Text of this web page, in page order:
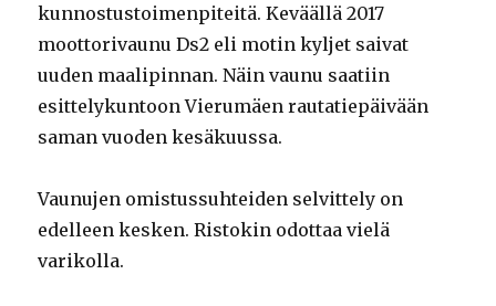
kunnostustoimenpiteitä. Keväällä 2017
moottorivaunu Ds2 eli motin kyljet saivat
uuden maalipinnan. Näin vaunu saatiin
esittelykuntoon Vierumäen rautatiepäivään
saman vuoden kesäkuussa.
Vaunujen omistussuhteiden selvittely on
edelleen kesken. Ristokin odottaa vielä
varikolla.